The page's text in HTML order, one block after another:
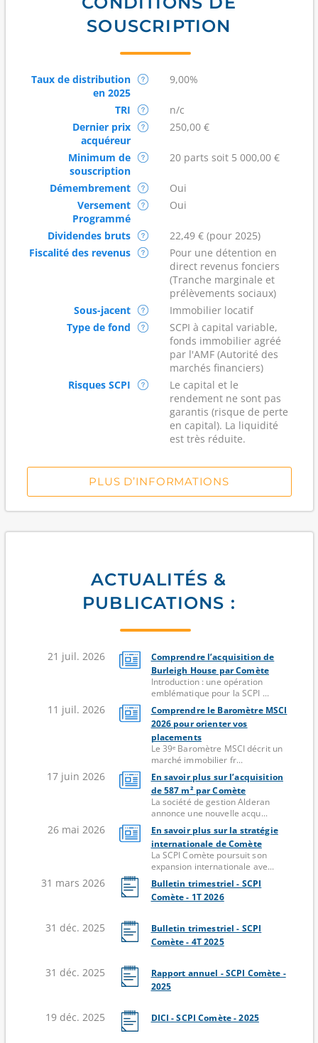
SOUSCRIPTION
Taux de distribution
en 2025
9,00%
TRI
n/c
Dernier prix
acquéreur
250,00 €
Minimum de
souscription
20 parts soit 5 000,00 €
Démembrement
Oui
Versement
Programmé
Oui
Dividendes bruts
22,49 € (pour 2025)
Fiscalité des revenus
Pour une détention en
direct revenus fonciers
(Tranche marginale et
prélèvements sociaux)
Sous-jacent
Immobilier locatif
Type de fond
SCPI à capital variable,
fonds immobilier agréé
par l'AMF (Autorité des
marchés financiers)
Risques SCPI
Le capital et le
rendement ne sont pas
garantis (risque de perte
en capital). La liquidité
est très réduite.
PLUS D’INFORMATIONS
ACTUALITÉS &
PUBLICATIONS :
21 juil. 2026
Comprendre l’acquisition de
Burleigh House par Comète
Introduction : une opération
emblématique pour la SCPI ...
11 juil. 2026
Comprendre le Baromètre MSCI
2026 pour orienter vos
placements
Le 39ᵉ Baromètre MSCI décrit un
marché immobilier fr...
17 juin 2026
En savoir plus sur l’acquisition
de 587 m² par Comète
La société de gestion Alderan
annonce une nouvelle acqu...
26 mai 2026
En savoir plus sur la stratégie
internationale de Comète
La SCPI Comète poursuit son
expansion internationale ave...
31 mars 2026
Bulletin trimestriel - SCPI
Comète - 1T 2026
31 déc. 2025
Bulletin trimestriel - SCPI
Comète - 4T 2025
31 déc. 2025
Rapport annuel - SCPI Comète -
2025
19 déc. 2025 DICI - SCPI Comète - 2025